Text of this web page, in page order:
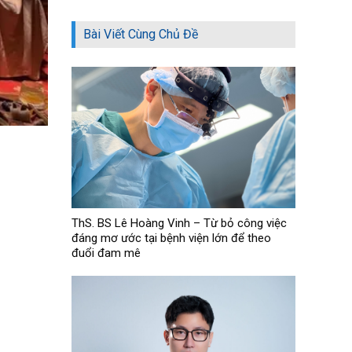
Bài Viết Cùng Chủ Đề
ThS. BS Lê Hoàng Vinh – Từ bỏ công việc
đáng mơ ước tại bệnh viện lớn để theo
đuổi đam mê